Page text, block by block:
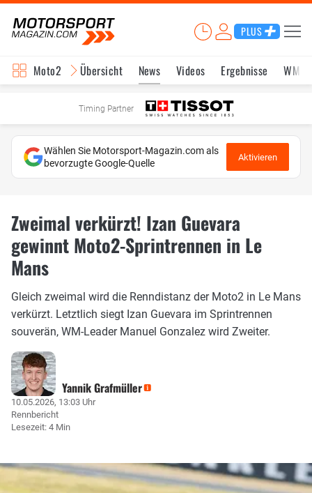
PLUS
Moto2 Übersicht News Videos Ergebnisse WM-
Timing Partner
Wählen Sie Motorsport-Magazin.com als
bevorzugte Google-Quelle
Aktivieren
Zweimal verkürzt! Izan Guevara
gewinnt Moto2-Sprintrennen in Le
Mans
Gleich zweimal wird die Renndistanz der Moto2 in Le Mans
verkürzt. Letztlich siegt Izan Guevara im Sprintrennen
souverän, WM-Leader Manuel Gonzalez wird Zweiter.
Yannik Grafmüller
10.05.2026, 13:03 Uhr
Rennbericht
Lesezeit: 4 Min